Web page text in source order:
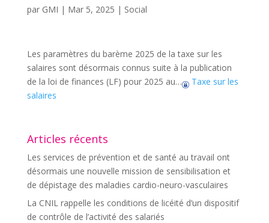
par GMI | Mar 5, 2025 | Social
Les paramètres du barème 2025 de la taxe sur les
salaires sont désormais connus suite à la publication
de la loi de finances (LF) pour 2025 au…
Taxe sur les
salaires
Articles récents
Les services de prévention et de santé au travail ont
désormais une nouvelle mission de sensibilisation et
de dépistage des maladies cardio-neuro-vasculaires
La CNIL rappelle les conditions de licéité d’un dispositif
de contrôle de l’activité des salariés